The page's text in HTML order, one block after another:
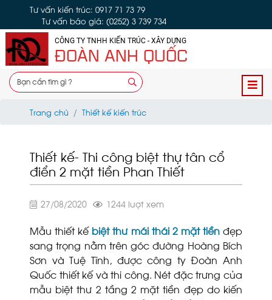
Tư vấn kiến trúc: 0917 71 73 79
Tư vấn báo giá: (0252) 3 739 734
CÔNG TY TNHH KIẾN TRÚC - XÂY DỰNG
ĐOÀN ANH QUỐC
Trang chủ Thiết kế kiến trúc
Thiết kế- Thi công biệt thự tân cổ
điển 2 mặt tiền Phan Thiết
27/08/2020 1244 lượt xem
Mẫu thiết kế biệt thư mái thái 2 mặt tiềnđẹp
sang trọng nằm trên góc đường Hoàng Bích
Sơn và Tuệ Tĩnh, được công ty Đoàn Anh
Quốc thiết kế và thi công. Nét đặc trưng của
mẫu biệt thư 2 tầng 2 mặt tiền đẹp do kiến